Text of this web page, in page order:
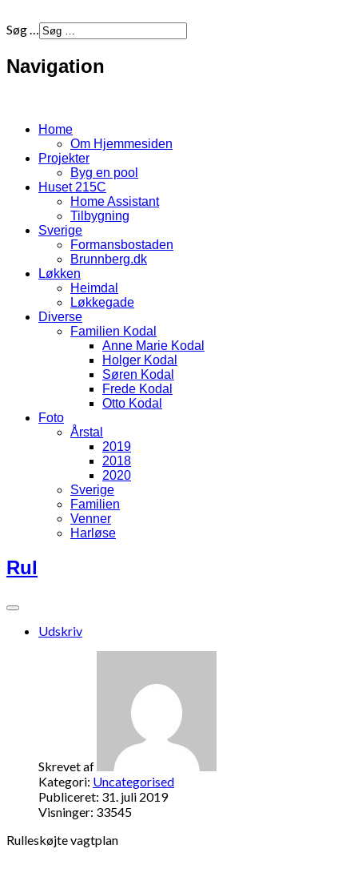
Søg …
Navigation
Home
Om Hjemmesiden
Projekter
Byg en pool
Huset 215C
Home Assistant
Tilbygning
Sverige
Formansbostaden
Brunnberg.dk
Løkken
Heimdal
Løkkegade
Diverse
Familien Kodal
Anne Marie Kodal
Holger Kodal
Søren Kodal
Frede Kodal
Otto Kodal
Foto
Årstal
2019
2018
2020
Sverige
Familien
Venner
Harløse
Rul
Udskriv
Skrevet af
Kategori: Uncategorised
Publiceret: 31. juli 2019
Visninger: 33545
Rulleskøjte vagtplan